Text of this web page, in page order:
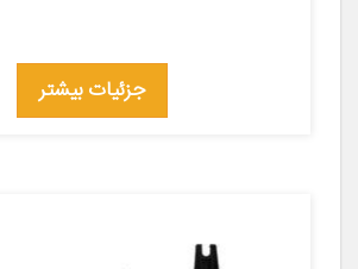
جزئیات بیشتر